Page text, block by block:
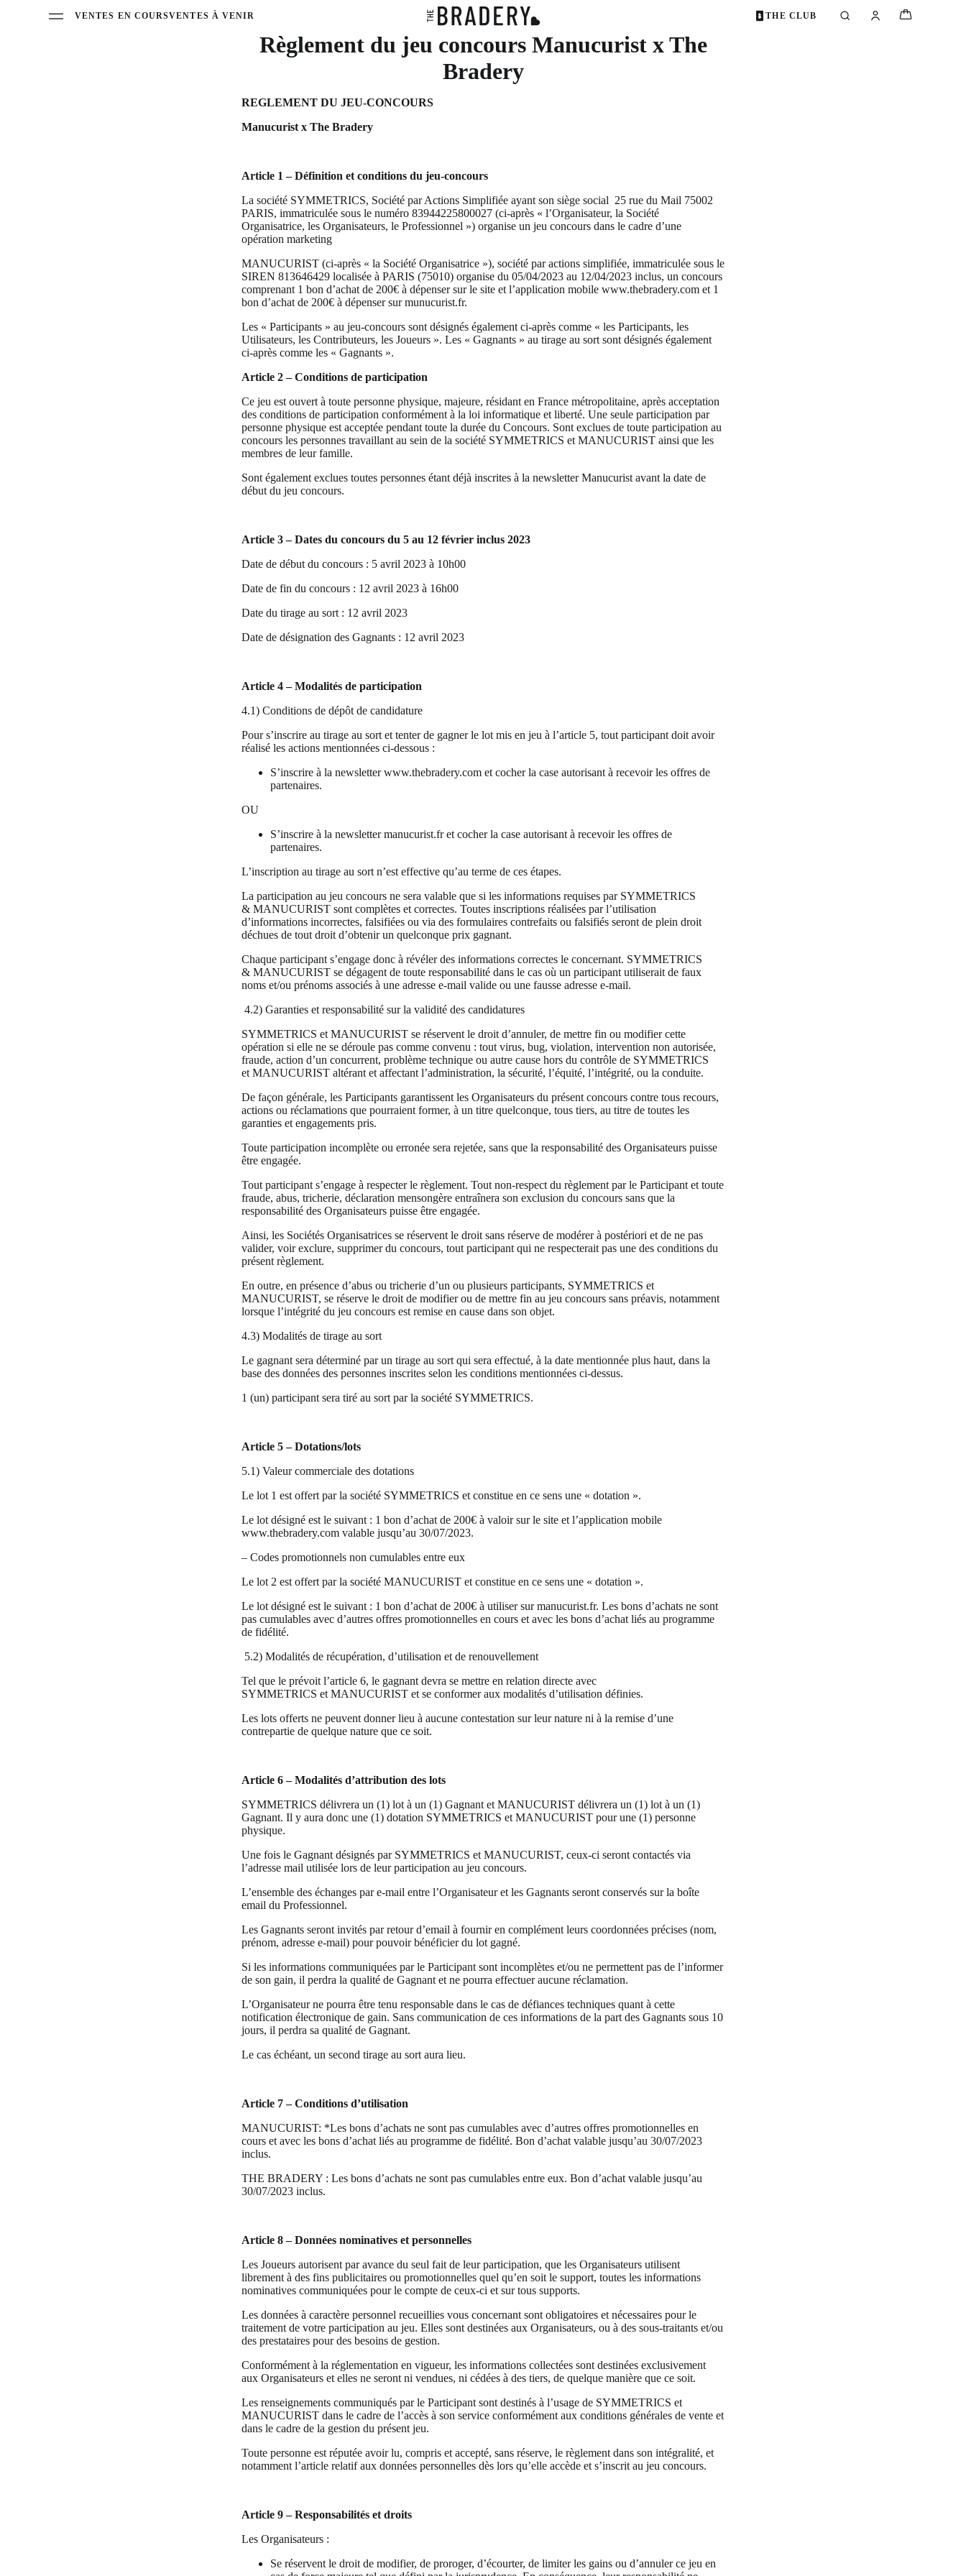
VENTES EN COURSVENTES À VENIR THE CLUB
Règlement du jeu concours Manucurist x The
Bradery
REGLEMENT DU JEU-CONCOURS
Manucurist x The Bradery
Article 1 – Définition et conditions du jeu-concours
La société SYMMETRICS, Société par Actions Simplifiée ayant son siège social 25 rue du Mail 75002
PARIS, immatriculée sous le numéro 83944225800027 (ci-après « l’Organisateur, la Société
Organisatrice, les Organisateurs, le Professionnel ») organise un jeu concours dans le cadre d’une
opération marketing
MANUCURIST (ci-après « la Société Organisatrice »), société par actions simplifiée, immatriculée sous le
SIREN 813646429 localisée à PARIS (75010) organise du 05/04/2023 au 12/04/2023 inclus, un concours
comprenant 1 bon d’achat de 200€ à dépenser sur le site et l’application mobile www.thebradery.com et 1
bon d’achat de 200€ à dépenser sur munucurist.fr.
Les « Participants » au jeu-concours sont désignés également ci-après comme « les Participants, les
Utilisateurs, les Contributeurs, les Joueurs ». Les « Gagnants » au tirage au sort sont désignés également
ci-après comme les « Gagnants ».
Article 2 – Conditions de participation
Ce jeu est ouvert à toute personne physique, majeure, résidant en France métropolitaine, après acceptation
des conditions de participation conformément à la loi informatique et liberté. Une seule participation par
personne physique est acceptée pendant toute la durée du Concours. Sont exclues de toute participation au
concours les personnes travaillant au sein de la société SYMMETRICS et MANUCURIST ainsi que les
membres de leur famille.
Sont également exclues toutes personnes étant déjà inscrites à la newsletter Manucurist avant la date de
début du jeu concours.
Article 3 – Dates du concours du 5 au 12 février inclus 2023
Date de début du concours : 5 avril 2023 à 10h00
Date de fin du concours : 12 avril 2023 à 16h00
Date du tirage au sort : 12 avril 2023
Date de désignation des Gagnants : 12 avril 2023
Article 4 – Modalités de participation
4.1) Conditions de dépôt de candidature
Pour s’inscrire au tirage au sort et tenter de gagner le lot mis en jeu à l’article 5, tout participant doit avoir
réalisé les actions mentionnées ci-dessous :
S’inscrire à la newsletter www.thebradery.com et cocher la case autorisant à recevoir les offres de
partenaires.
OU
S’inscrire à la newsletter manucurist.fr et cocher la case autorisant à recevoir les offres de
partenaires.
L’inscription au tirage au sort n’est effective qu’au terme de ces étapes.
La participation au jeu concours ne sera valable que si les informations requises par SYMMETRICS
& MANUCURIST sont complètes et correctes. Toutes inscriptions réalisées par l’utilisation
d’informations incorrectes, falsifiées ou via des formulaires contrefaits ou falsifiés seront de plein droit
déchues de tout droit d’obtenir un quelconque prix gagnant.
Chaque participant s’engage donc à révéler des informations correctes le concernant. SYMMETRICS
& MANUCURIST se dégagent de toute responsabilité dans le cas où un participant utiliserait de faux
noms et/ou prénoms associés à une adresse e-mail valide ou une fausse adresse e-mail.
4.2) Garanties et responsabilité sur la validité des candidatures
SYMMETRICS et MANUCURIST se réservent le droit d’annuler, de mettre fin ou modifier cette
opération si elle ne se déroule pas comme convenu : tout virus, bug, violation, intervention non autorisée,
fraude, action d’un concurrent, problème technique ou autre cause hors du contrôle de SYMMETRICS
et MANUCURIST altérant et affectant l’administration, la sécurité, l’équité, l’intégrité, ou la conduite.
De façon générale, les Participants garantissent les Organisateurs du présent concours contre tous recours,
actions ou réclamations que pourraient former, à un titre quelconque, tous tiers, au titre de toutes les
garanties et engagements pris.
Toute participation incomplète ou erronée sera rejetée, sans que la responsabilité des Organisateurs puisse
être engagée.
Tout participant s’engage à respecter le règlement. Tout non-respect du règlement par le Participant et toute
fraude, abus, tricherie, déclaration mensongère entraînera son exclusion du concours sans que la
responsabilité des Organisateurs puisse être engagée.
Ainsi, les Sociétés Organisatrices se réservent le droit sans réserve de modérer à postériori et de ne pas
valider, voir exclure, supprimer du concours, tout participant qui ne respecterait pas une des conditions du
présent règlement.
En outre, en présence d’abus ou tricherie d’un ou plusieurs participants, SYMMETRICS et
MANUCURIST, se réserve le droit de modifier ou de mettre fin au jeu concours sans préavis, notamment
lorsque l’intégrité du jeu concours est remise en cause dans son objet.
4.3) Modalités de tirage au sort
Le gagnant sera déterminé par un tirage au sort qui sera effectué, à la date mentionnée plus haut, dans la
base des données des personnes inscrites selon les conditions mentionnées ci-dessus.
1 (un) participant sera tiré au sort par la société SYMMETRICS.
Article 5 – Dotations/lots
5.1) Valeur commerciale des dotations
Le lot 1 est offert par la société SYMMETRICS et constitue en ce sens une « dotation ».
Le lot désigné est le suivant : 1 bon d’achat de 200€ à valoir sur le site et l’application mobile
www.thebradery.com valable jusqu’au 30/07/2023.
– Codes promotionnels non cumulables entre eux
Le lot 2 est offert par la société MANUCURIST et constitue en ce sens une « dotation ».
Le lot désigné est le suivant : 1 bon d’achat de 200€ à utiliser sur manucurist.fr. Les bons d’achats ne sont
pas cumulables avec d’autres offres promotionnelles en cours et avec les bons d’achat liés au programme
de fidélité.
5.2) Modalités de récupération, d’utilisation et de renouvellement
Tel que le prévoit l’article 6, le gagnant devra se mettre en relation directe avec
SYMMETRICS et MANUCURIST et se conformer aux modalités d’utilisation définies.
Les lots offerts ne peuvent donner lieu à aucune contestation sur leur nature ni à la remise d’une
contrepartie de quelque nature que ce soit.
Article 6 – Modalités d’attribution des lots
SYMMETRICS délivrera un (1) lot à un (1) Gagnant et MANUCURIST délivrera un (1) lot à un (1)
Gagnant. Il y aura donc une (1) dotation SYMMETRICS et MANUCURIST pour une (1) personne
physique.
Une fois le Gagnant désignés par SYMMETRICS et MANUCURIST, ceux-ci seront contactés via
l’adresse mail utilisée lors de leur participation au jeu concours.
L’ensemble des échanges par e-mail entre l’Organisateur et les Gagnants seront conservés sur la boîte
email du Professionnel.
Les Gagnants seront invités par retour d’email à fournir en complément leurs coordonnées précises (nom,
prénom, adresse e-mail) pour pouvoir bénéficier du lot gagné.
Si les informations communiquées par le Participant sont incomplètes et/ou ne permettent pas de l’informer
de son gain, il perdra la qualité de Gagnant et ne pourra effectuer aucune réclamation.
L’Organisateur ne pourra être tenu responsable dans le cas de défiances techniques quant à cette
notification électronique de gain. Sans communication de ces informations de la part des Gagnants sous 10
jours, il perdra sa qualité de Gagnant.
Le cas échéant, un second tirage au sort aura lieu.
Article 7 – Conditions d’utilisation
MANUCURIST: *Les bons d’achats ne sont pas cumulables avec d’autres offres promotionnelles en
cours et avec les bons d’achat liés au programme de fidélité. Bon d’achat valable jusqu’au 30/07/2023
inclus.
THE BRADERY : Les bons d’achats ne sont pas cumulables entre eux. Bon d’achat valable jusqu’au
30/07/2023 inclus.
Article 8 – Données nominatives et personnelles
Les Joueurs autorisent par avance du seul fait de leur participation, que les Organisateurs utilisent
librement à des fins publicitaires ou promotionnelles quel qu’en soit le support, toutes les informations
nominatives communiquées pour le compte de ceux-ci et sur tous supports.
Les données à caractère personnel recueillies vous concernant sont obligatoires et nécessaires pour le
traitement de votre participation au jeu. Elles sont destinées aux Organisateurs, ou à des sous-traitants et/ou
des prestataires pour des besoins de gestion.
Conformément à la réglementation en vigueur, les informations collectées sont destinées exclusivement
aux Organisateurs et elles ne seront ni vendues, ni cédées à des tiers, de quelque manière que ce soit.
Les renseignements communiqués par le Participant sont destinés à l’usage de SYMMETRICS et
MANUCURIST dans le cadre de l’accès à son service conformément aux conditions générales de vente et
dans le cadre de la gestion du présent jeu.
Toute personne est réputée avoir lu, compris et accepté, sans réserve, le règlement dans son intégralité, et
notamment l’article relatif aux données personnelles dès lors qu’elle accède et s’inscrit au jeu concours.
Article 9 – Responsabilités et droits
Les Organisateurs :
Se réservent le droit de modifier, de proroger, d’écourter, de limiter les gains ou d’annuler ce jeu en